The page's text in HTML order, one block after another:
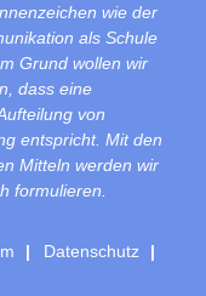
wie der
als Schule
Grund wollen wir
dass eine
von
entspricht. Mit den
Mitteln werden wir
formulieren.
Datenschutz